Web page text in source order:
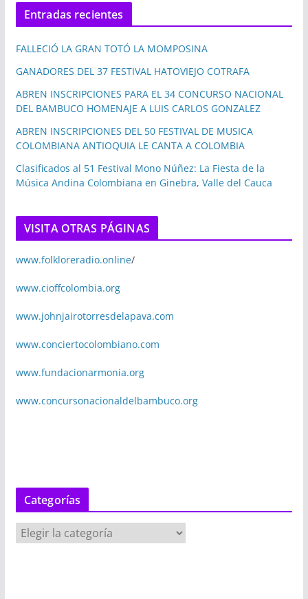
Entradas recientes
FALLECIÓ LA GRAN TOTÓ LA MOMPOSINA
GANADORES DEL 37 FESTIVAL HATOVIEJO COTRAFA
ABREN INSCRIPCIONES PARA EL 34 CONCURSO NACIONAL
DEL BAMBUCO HOMENAJE A LUIS CARLOS GONZALEZ
ABREN INSCRIPCIONES DEL 50 FESTIVAL DE MUSICA
COLOMBIANA ANTIOQUIA LE CANTA A COLOMBIA
Clasificados al 51 Festival Mono Núñez: La Fiesta de la
Música Andina Colombiana en Ginebra, Valle del Cauca
VISITA OTRAS PÁGINAS
www.folkloreradio.online/
www.cioffcolombia.org
www.johnjairotorresdelapava.com
www.conciertocolombiano.com
www.fundacionarmonia.org
www.concursonacionaldelbambuco.org
Categorías
a